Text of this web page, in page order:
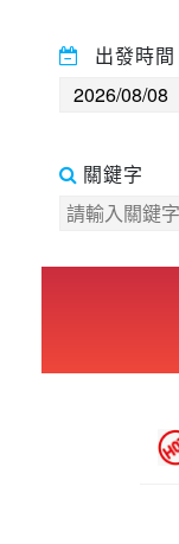
世界臻旅
歐洲之旅
出發時間
關鍵字